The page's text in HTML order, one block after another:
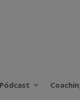
Pódcast